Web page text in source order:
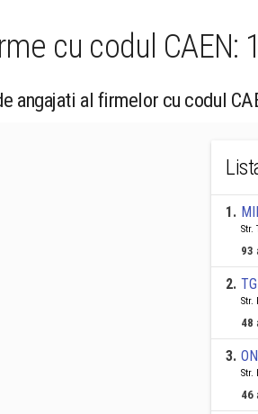
cu codul
angajati al firmelor cu codul
1.
Str.
93
2.
Str.
48
3.
Str.
46